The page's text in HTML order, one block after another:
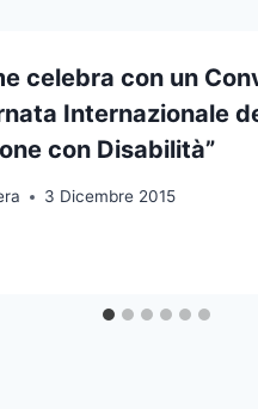
celebra con un
Internazionale
con Disabilità”
3 Dicembre 2015